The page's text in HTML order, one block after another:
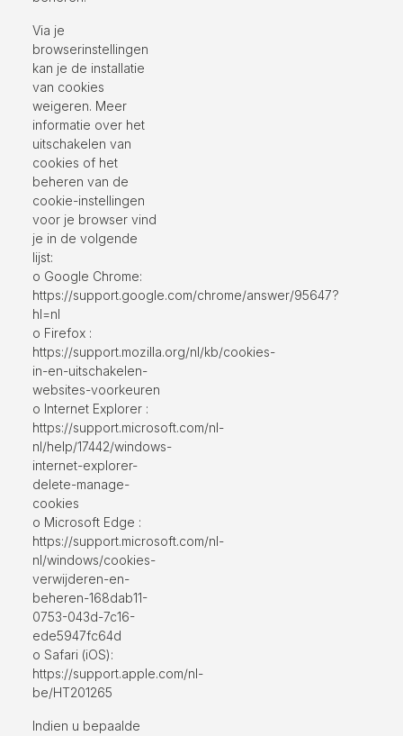
Via je
browserinstellingen
kan je de installatie
van cookies
weigeren. Meer
informatie over het
uitschakelen van
cookies of het
beheren van de
cookie-instellingen
voor je browser vind
je in de volgende
lijst:
o Google Chrome:
https://support.google.com/chrome/answer/95647?
hl=nl
o Firefox :
https://support.mozilla.org/nl/kb/cookies-
in-en-uitschakelen-
websites-voorkeuren
o Internet Explorer :
https://support.microsoft.com/nl-
nl/help/17442/windows-
internet-explorer-
delete-manage-
cookies
o Microsoft Edge :
https://support.microsoft.com/nl-
nl/windows/cookies-
verwijderen-en-
beheren-168dab11-
0753-043d-7c16-
ede5947fc64d
o Safari (iOS):
https://support.apple.com/nl-
be/HT201265
Indien u bepaalde